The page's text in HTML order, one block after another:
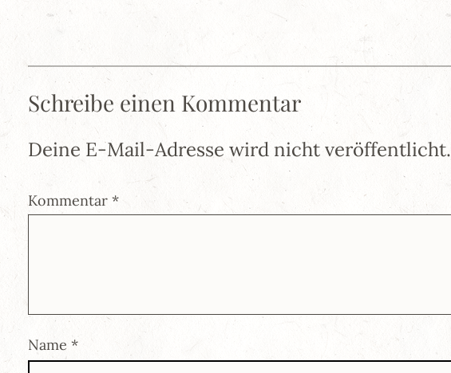
Schreibe einen Kommentar
Deine E-Mail-Adresse wird nicht veröffentlicht.
Kommentar *
Name *